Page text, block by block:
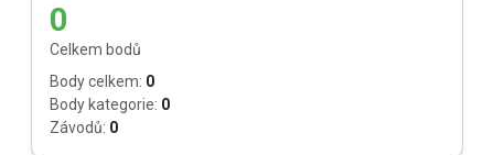
0
Celkem bodů
Body celkem: 0
Body kategorie: 0
Závodů: 0